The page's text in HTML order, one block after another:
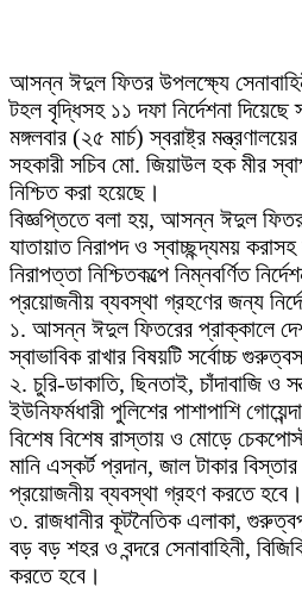
আসন্ন ঈদুল ফিতর উপলক্ষ্যে
টহল বৃদ্ধিসহ ১১ দফা নির্দেশনা দিয়েছে
মঙ্গলবার (২৫ মার্চ) স্বরাষ্ট্র
সহকারী সচিব মো. জিয়াউল হক মীর
নিশ্চিত করা হয়েছে।
বিজ্ঞপ্তিতে বলা হয়, আসন্ন ঈদুল
যাতায়াত নিরাপদ ও স্বাচ্ছন্দ্যময়
নিরাপত্তা নিশ্চিতকল্পে নিম্নবর্ণিত
প্রয়োজনীয় ব্যবস্থা গ্রহণের জন্য
১. আসন্ন ঈদুল ফিতরের প্রাক্কালে
স্বাভাবিক রাখার বিষয়টি সর্বোচ্চ
২. চুরি-ডাকাতি, ছিনতাই, চাঁদাবাজি ও
ইউনিফর্মধারী পুলিশের পাশাপাশি
বিশেষ বিশেষ রাস্তায় ও মোড়ে
মানি এস্কর্ট প্রদান, জাল টাকার
প্রয়োজনীয় ব্যবস্থা গ্রহণ করতে হবে।
৩. রাজধানীর কূটনৈতিক এলাকা,
বড় বড় শহর ও বন্দরে সেনাবাহিনী,
করতে হবে।